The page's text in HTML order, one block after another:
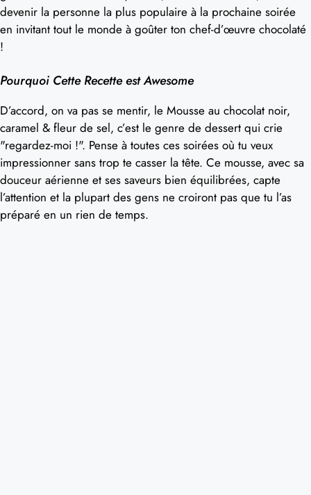
devenir la personne la plus populaire à la prochaine soirée
en invitant tout le monde à goûter ton chef-d’œuvre chocolaté
!
Pourquoi Cette Recette est Awesome
D’accord, on va pas se mentir, le Mousse au chocolat noir,
caramel & fleur de sel, c’est le genre de dessert qui crie
"regardez-moi !". Pense à toutes ces soirées où tu veux
impressionner sans trop te casser la tête. Ce mousse, avec sa
douceur aérienne et ses saveurs bien équilibrées, capte
l’attention et la plupart des gens ne croiront pas que tu l’as
préparé en un rien de temps.